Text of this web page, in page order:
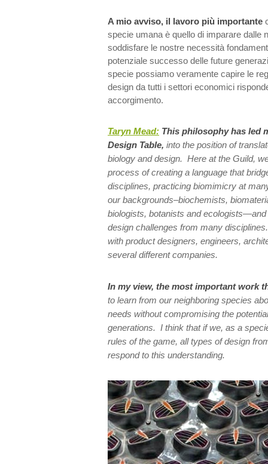
A mio avviso, il lavoro più importante
specie umana è quello di imparare dalle
soddisfare le nostre necessità
potenziale successo delle future
specie possiamo veramente capire le
design da tutti i settori economici
accorgimento.
Taryn Mead: This philosophy has led
Design Table, into the position of
biology and design. Here at the Guild,
process of creating a language that
disciplines, practicing biomimicry at
our backgrounds–biochemists,
biologists, botanists and
design challenges from many
with product designers, engineers,
several different companies.
In my view, the most important work
to learn from our neighboring species
needs without compromising the
generations. I think that if we, as a
rules of the game, all types of design
respond to this understanding.